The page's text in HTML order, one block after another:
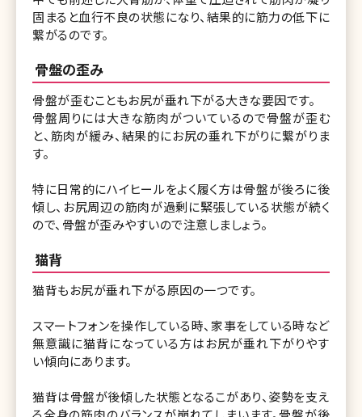
固まると血行不良の状態になり、結果的に筋力の低下に
繋がるのです。
骨盤の歪み
骨盤が歪むこともお尻が垂れ下がる大きな要因です。
骨盤周りには大きな筋肉がついているので骨盤が歪む
と、筋肉が緩み、結果的にお尻の垂れ下がりに繋がりま
す。
特に日常的にハイヒールをよく履く方は骨盤が後ろに後
傾し、お尻周辺の筋肉が過剰に緊張している状態が続く
ので、骨盤が歪みやすいので注意しましょう。
猫背
猫背もお尻が垂れ下がる原因の一つです。
スマートフォンを操作している時、家事をしている時など
無意識に猫背になっている方はお尻が垂れ下がりやす
い傾向にあります。
猫背は骨盤が後傾した状態となるこがあり、姿勢を支え